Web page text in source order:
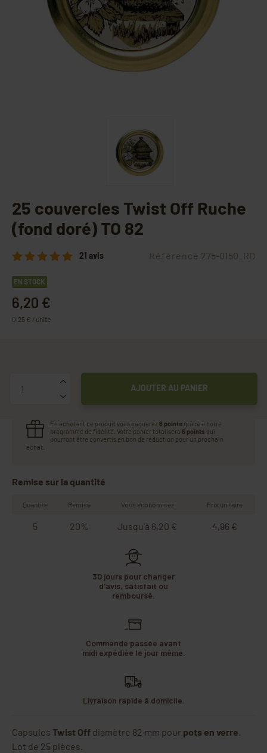
25 couvercles Twist Off Ruche
(fond doré) TO 82
21 avis Référence 275-0150_RD
EN STOCK
6,20 €
0,25 € / unité
AJOUTER AU PANIER
En achetant ce produit vous gagnerez 6 points grâce à notre
programme de fidélité. Votre panier totalisera 6 points qui
pourront être convertis en bon de réduction pour un prochain
achat.
Remise sur la quantité
Quantité Remise Vous économisez Prix unitaire
5 20% Jusqu'à 6,20 € 4,96 €
30 jours pour changer
d'avis, satisfait ou
remboursé.
Commande passée avant
midi expédiée le jour même.
Livraison rapide à domicile.
Capsules Twist Off diamètre 82 mm pour pots en verre.
Lot de 25 pièces.